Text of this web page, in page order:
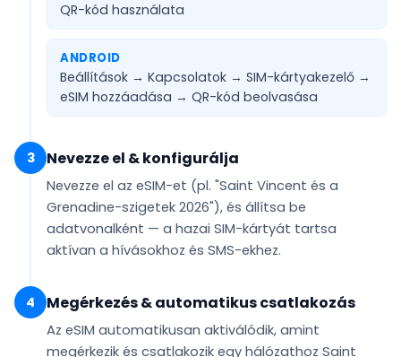
QR-kód használata
ANDROID
Beállítások → Kapcsolatok → SIM-kártyakezelő →
eSIM hozzáadása → QR-kód beolvasása
3 Nevezze el & konfigurálja
Nevezze el az eSIM-et (pl. "Saint Vincent és a
Grenadine-szigetek 2026"), és állítsa be
adatvonalként — a hazai SIM-kártyát tartsa
aktívan a hívásokhoz és SMS-ekhez.
4 Megérkezés & automatikus csatlakozás
Az eSIM automatikusan aktiválódik, amint
megérkezik és csatlakozik egy hálózathoz Saint